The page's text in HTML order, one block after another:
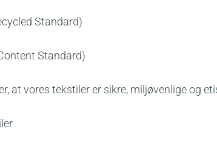
Standard)
Standard)
at vores tekstiler er sikre, miljøvenlige og